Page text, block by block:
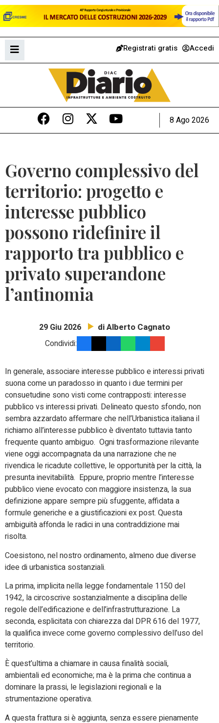
Registrati gratis Accedi
8 Ago 2026
Governo complessivo del
territorio: progetto e
interesse pubblico
possono ridefinire il
rapporto tra pubblico e
privato superandone
l’antinomia
29 Giu 2026 di Alberto Cagnato
Condividi:
In generale, associare interesse pubblico e interessi privati
suona come un paradosso in quanto i due termini per
consuetudine sono visti come contrapposti: interesse
pubblico vs interessi privati. Delineato questo sfondo, non
sembra azzardato affermare che nell’Urbanistica italiana il
richiamo all’interesse pubblico è diventato tuttavia tanto
frequente quanto ambiguo. Ogni trasformazione rilevante
viene oggi accompagnata da una narrazione che ne
rivendica le ricadute collettive, le opportunità per la città, la
presunta inevitabilità. Eppure, proprio mentre l’interesse
pubblico viene evocato con maggiore insistenza, la sua
definizione appare sempre più sfuggente, affidata a
formule generiche e a giustificazioni ex post. Questa
ambiguità affonda le radici in una contraddizione mai
risolta.
Coesistono, nel nostro ordinamento, almeno due diverse
idee di urbanistica sostanziali.
La prima, implicita nella legge fondamentale 1150 del
1942, la circoscrive sostanzialmente a disciplina delle
regole dell’edificazione e dell’infrastrutturazione. La
seconda, esplicitata con chiarezza dal DPR 616 del 1977,
la qualifica invece come governo complessivo dell’uso del
territorio.
È quest’ultima a chiamare in causa finalità sociali,
ambientali ed economiche; ma è la prima che continua a
dominare la prassi, le legislazioni regionali e la
strumentazione operativa.
A questa frattura si è aggiunta, senza essere pienamente